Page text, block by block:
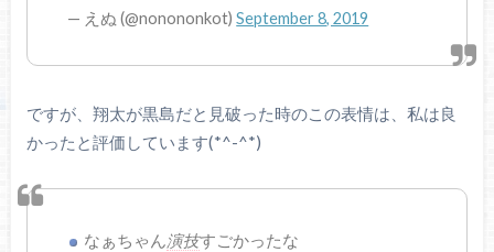
— えぬ (@nonononkot)September 8, 2019
ですが、翔太が黒島だと見破った時のこの表情は、私は良
かったと評価しています(*^-^*)
なぁちゃん演技すごかったな